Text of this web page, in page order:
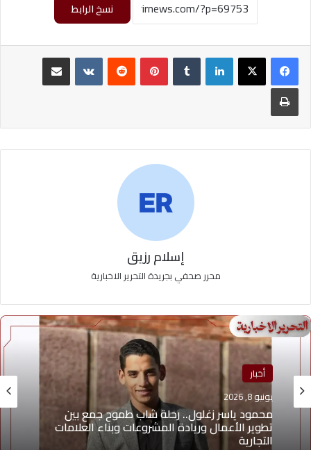
نسخ الرابط
لينكدإن بينتيريست
طباعة
إسلام رزيق
محرر صحفي بجريدة التحرير الاخبارية
أخبار
يونيو 8, 2026
محمود ياسر زغلول.. رحلة شاب طموح جمع بين
تطوير الأعمال وريادة المشروعات وبناء العلامات
التجارية